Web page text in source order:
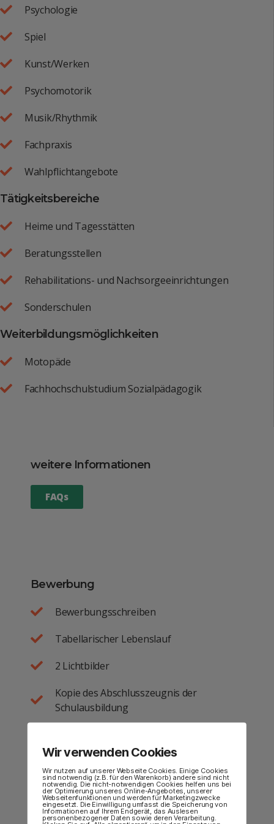
Psychologie
Spiel
Kunst/Werken
Psychomotorik
Musik/Rhythmik
Fachpraxis
Wahlpflichtangebote
Tätigkeitsbereiche
Heime und Tagesstätten
Beratungsstellen
Rehabilitations- und Nachsorgeeinrichtungen
Sonderschulen
Weiterbildungsmöglichkeiten
Motopäde
Fachhochschulstudium Sozialpädagogik
weitere Informationen
FAQs
Bewerbung
Bewerbungsschreiben
Tabellarischer Lebenslauf
2 Lichtbilder
Kopie des Abschlusszeugnis der
Schulausbildung
Rückumschlag
Kopie des Zeugnis über den
Ausbildungsabschluss als Erzieher/in bzw.
Heilerziehungspfleger/in
Wir verwenden Cookies
Wir nutzen auf unserer Webseite Cookies. Einige Cookies
sind notwendig (z.B. für den Warenkorb) andere sind nicht
notwendig. Die nicht-notwendigen Cookies helfen uns bei
der Optimierung unseres Online-Angebotes, unserer
Webseitenfunktionen und werden für Marketingzwecke
eingesetzt. Die Einwilligung umfasst die Speicherung von
Informationen auf Ihrem Endgerät, das Auslesen
personenbezogener Daten sowie deren Verarbeitung.